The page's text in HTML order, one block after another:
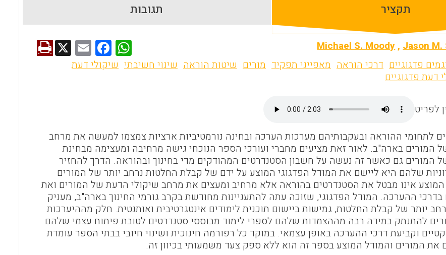
תקציר תגובות
Michael S. Moody,Jason
W
h
p
p
F
a
o
k
E
m
X
פדגוגיים דרכי הוראה מאפייני תפקיד מורים שיטות הוראה שינוי חשיבתי שיקולי דעת
דעת פדגוגיים
לפריט
לתחומי ההוראה ובעקבותיהם מערכות הערכה ובחינה נורמטיביות ארציות צמצמו למעשה את מרחב
המורים בארה"ב. לאור זאת מציעים מחברי ועורכי הספר הנוכחי גישה מרחיבה ומעצימה מבחינת
המורים גם כאשר זה נעשה על חשבון הסטנדרטים המהודקים מדי בחינוך ובהוראה. הדרך להחזיר
שלהם היא ליישם את המודל הפדגוגי המוצע על ידם של קבלת החלטות נרחב יותר של המורים
אינו מבטל את הסטנדרטים בהוראה אלא מרחיב ומעצים את מרחב שיקולי הדעת של המורים ואת
ההערכה. המודל הפדגוגי, שזוכה עתה להתעניינות מחודשת בקרב גורמי החינוך בארה"ב, מעניק
יותר של קבלת החלטות, גמישות ביישום תוכנית לימודים אינטגרטיבית ואותנטית. חלק מההיערכות
להתנתק במידה רבה מההצמדות שלהם לספרי לימוד מבוססי סטנדרטים לטובת פיתוח עצמי שלהם
וקביעת דרכי ההערכה באופן עצמאי. במוקד כל רפורמה חינוכית ושינוי חיובי בבתי הספר עומדת
את המורים והמודל המוצע בספר זה הוא ללא ספק צעד משמעותי בכיוון זה.